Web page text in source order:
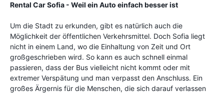
Rental Car Sofia - Weil ein Auto einfach besser ist
Um die Stadt zu erkunden, gibt es natürlich auch die
Möglichkeit der öffentlichen Verkehrsmittel. Doch Sofia liegt
nicht in einem Land, wo die Einhaltung von Zeit und Ort
großgeschrieben wird. So kann es auch schnell einmal
passieren, dass der Bus vielleicht nicht kommt oder mit
extremer Verspätung und man verpasst den Anschluss. Ein
großes Ärgernis für die Menschen, die sich darauf verlassen